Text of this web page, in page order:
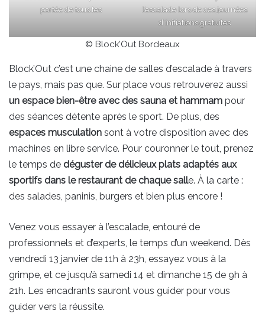
portée de tous.tes
l’escalade lors de ces journées
d’initiations gratuites
© Block’Out Bordeaux
Block’Out c’est une chaine de salles d’escalade à travers
le pays, mais pas que. Sur place vous retrouverez aussi
un espace bien-être avec des sauna et hammam pour
des séances détente après le sport. De plus, des
espaces musculation sont à votre disposition avec des
machines en libre service. Pour couronner le tout, prenez
le temps de déguster de délicieux plats adaptés aux
sportifs dans le restaurant de chaque salle. À la carte :
des salades, paninis, burgers et bien plus encore !
Venez vous essayer à l’escalade, entouré de
professionnels et d’experts, le temps d’un weekend. Dès
vendredi 13 janvier de 11h à 23h, essayez vous à la
grimpe, et ce jusqu’à samedi 14 et dimanche 15 de 9h à
21h. Les encadrants sauront vous guider pour vous
guider vers la réussite.